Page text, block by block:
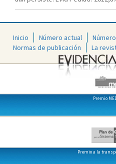
Inicio Número actual
Normas de publicación
La
Premio
Premio a la